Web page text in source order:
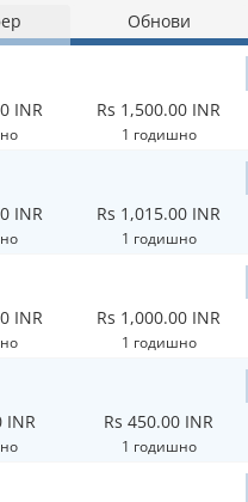
Обнови
INR Rs 1,500.00 INR
1 годишно
INR Rs 1,015.00 INR
1 годишно
INR Rs 1,000.00 INR
1 годишно
INR Rs 450.00 INR
1 годишно